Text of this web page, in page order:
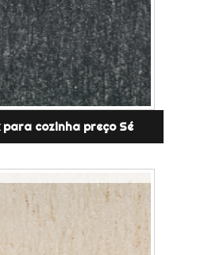
para cozinha preço Sé